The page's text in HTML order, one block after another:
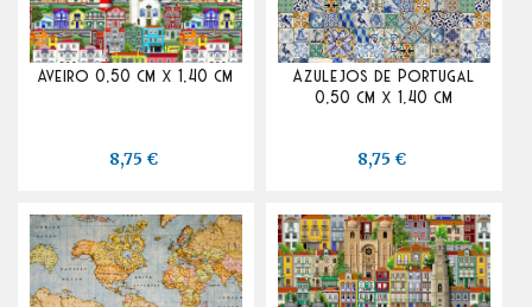
Aveiro 0,50 cm x 1,40 cm
8,75 €
Azulejos de Portugal
0,50 cm x 1,40 cm
8,75 €